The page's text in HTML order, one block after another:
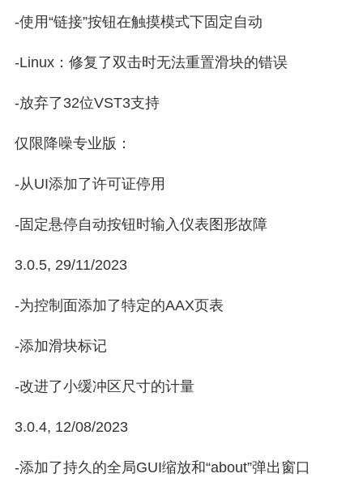
-使用“链接”按钮在触摸模式下固定自动
-Linux：修复了双击时无法重置滑块的错误
-放弃了32位VST3支持
仅限降噪专业版：
-从UI添加了许可证停用
-固定悬停自动按钮时输入仪表图形故障
3.0.5, 29/11/2023
-为控制面添加了特定的AAX页表
-添加滑块标记
-改进了小缓冲区尺寸的计量
3.0.4, 12/08/2023
-添加了持久的全局GUI缩放和“about”弹出窗口